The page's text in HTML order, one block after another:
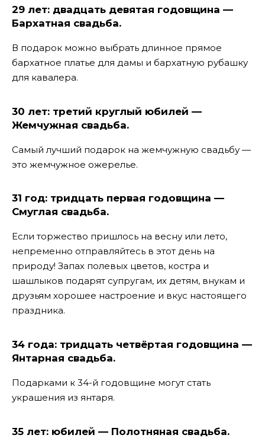
29 лет: двадцать девятая годовщина —
Бархатная свадьба.
В подарок можно выбрать длинное прямое
бархатное платье для дамы и бархатную рубашку
для кавалера.
30 лет: третий круглый юбилей —
Жемчужная свадьба.
Самый лучший подарок на жемчужную свадьбу —
это жемчужное ожерелье.
31 год: тридцать первая годовщина —
Смуглая свадьба.
Если торжество пришлось на весну или лето,
непременно отправляйтесь в этот день на
природу! Запах полевых цветов, костра и
шашлыков подарят супругам, их детям, внукам и
друзьям хорошее настроение и вкус настоящего
праздника.
34 года: тридцать четвёртая годовщина —
Янтарная свадьба.
Подарками к 34-й годовщине могут стать
украшения из янтаря.
35 лет: юбилей — Полотняная свадьба.